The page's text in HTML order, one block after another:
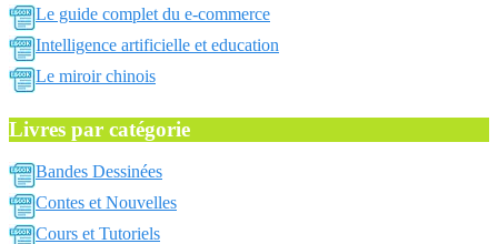
Le guide complet du e-commerce
Intelligence artificielle et education
Le miroir chinois
Livres par catégorie
Bandes Dessinées
Contes et Nouvelles
Cours et Tutoriels